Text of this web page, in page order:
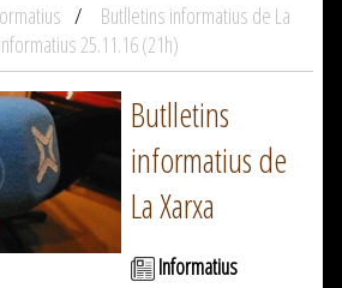
Butlletins informatius de La
25.11.16 (21h)
Butlletins
informatius de
La Xarxa
Informatius